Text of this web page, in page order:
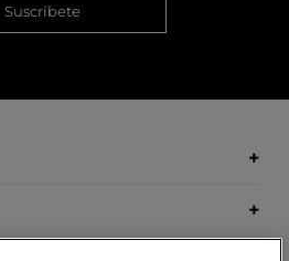
Suscríbete